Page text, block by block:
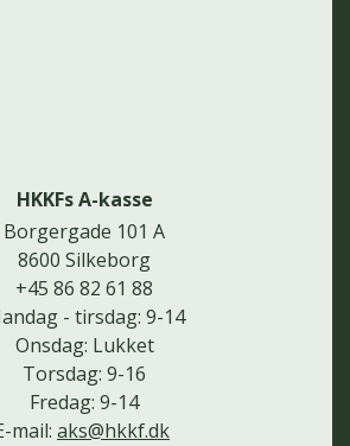
HKKFs A-kasse
Borgergade 101 A
8600 Silkeborg
+45 86 82 61 88
- tirsdag: 9-14
Onsdag: Lukket
Torsdag: 9-16
Fredag: 9-14
mail: aks@hkkf.dk